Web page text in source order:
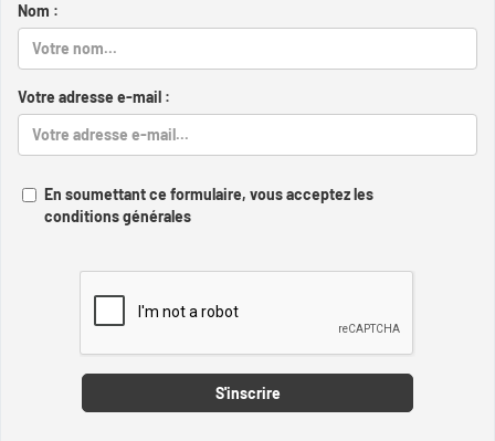
Nom :
Votre adresse e-mail :
En soumettant ce formulaire, vous acceptez les
conditions générales
S'inscrire